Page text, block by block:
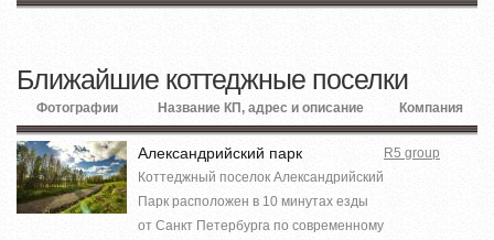
Ближайшие коттеджные поселки
Фотографии Название КП, адрес и описание Компания
Александрийский парк
Коттеджный поселок Александрийский
Парк расположен в 10 минутах езды
от Санкт Петербурга по современному
R5 group